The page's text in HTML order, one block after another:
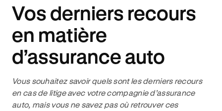
Vos derniers recours
en matière
d’assurance auto
Vous souhaitez savoir quels sont les derniers recours
en cas de litige avec votre compagnie d’assurance
auto, mais vous ne savez pas où retrouver ces